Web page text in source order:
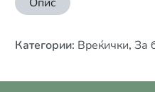
Категории: Вреќички, За